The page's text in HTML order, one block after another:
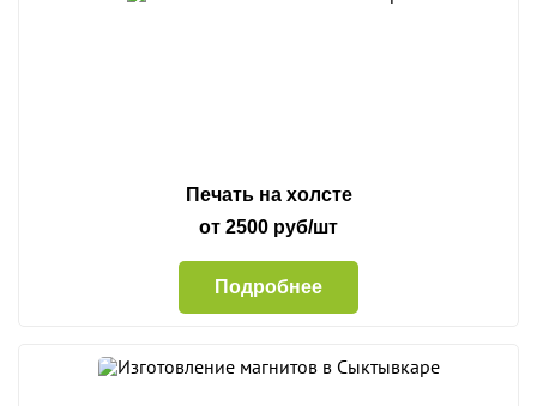
Печать на холсте
от 2500 руб/шт
Подробнее